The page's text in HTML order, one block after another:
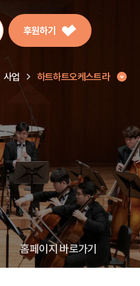
후원하기
사업 하트하트오케스트라
홈페이지 바로가기